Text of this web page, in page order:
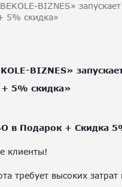
BIZNES»
5% скидка»
BIZNES»
5% скидка»
в Подарок + Скидка
клиенты!
требует высоких затрат